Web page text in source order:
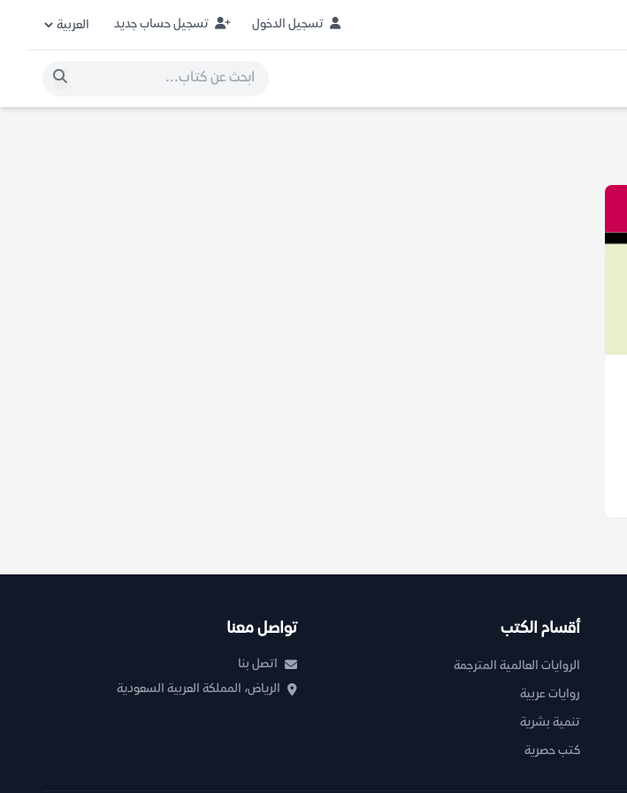
تسجيل الدخول تسجيل حساب جديد
أقسام الكتب
الروايات العالمية المترجمة
روايات عربية
تنمية بشرية
كتب حصرية
تواصل معنا
اتصل بنا
الرياض، المملكة العربية السعودية